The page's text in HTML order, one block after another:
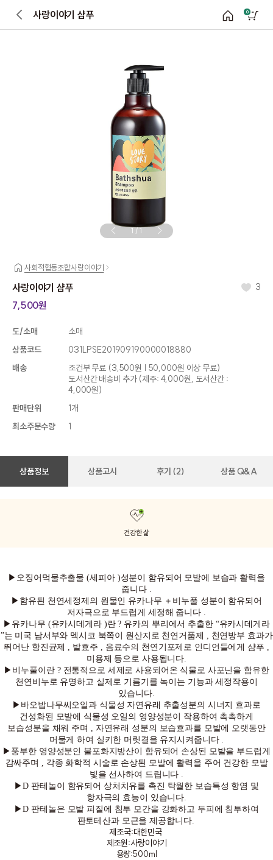
사랑이야기 샴푸 0
1 /1
사회적협동조합사랑이야기
사랑이야기 샴푸 3
7,500원
도/소매
소매
상품코드
031LPSE201909190000018880
배송
조건부 무료 (3,500원 | 50,000원 이상 무료)
도서산간 배송비 추가 (제주: 4,000원, 도서산간 :
4,000원)
판매단위
1개
최소주문수량
1
상품정보 상품고시 후기 (2) 상품 Q&A
건강한 삶
▶ 오징어먹물추출물(세피아 )성분이 함유되어 모발에 보습과 활력을
줍니다
▶ 함유된 천연세정제의 원물인 유카나무 ＋ 비누풀 성분이 함유되어
저자극으로 부드럽게 세정해 줍니다
▶ 유카나무 (유카시데게라 )란? 유카의 뿌리에서 추출한 “유카시데게라
”는 미국 남서부와 멕시코 북쪽이 원산지로 천연거품제
천연방부 효과가
뛰어난 항진균제
발효주 음료수의 천연기포제로 인디언들에게 샴푸
미용제 등으로 사용됩니다
▶ 비누풀이란 ? 전통적으로 세제로 사용되어온 식물로 사포닌을 함유한
천연비누로 유명하고 실제로 기름기를 녹이는 기능과 세정작용이
있습니다.
▶ 바오밥나무씨오일과 식물성 자연유래 추출성분의 시너지 효과로
건성화된 모발에 식물성 오일의 영양성분이 작용하여 촉촉하게
보습성분을 채워 주며
자연유래 성분의 보습효과를 모발에 오랫동안
머물게 하여 실키한 머릿결을 유지시켜줍니다
▶ 풍부한 영양성분인 불포화지방산이 함유되어 손상된 모발을 부드럽게
감싸주며
각종 화학적 시술로 손상된 모발에 활력을 주어 건강한 모발
빛을 선사하여 드립니다
▶D 판테놀이 함유되어 상처치유를 촉진 탁월한 보습특성 항염 및
항자극의 효능이 있습니다
▶D 판테놀은 모발 피질에 침투 모간을 강화하고 두피에 침투하여
판토테산과 모근을 제공합니다.
제조국:대한민국
제조원:사랑이야기
용량:500ml